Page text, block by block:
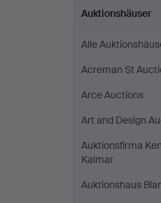
bei
Bossard
Auktionshäuser
Alle
Acreman St
Arce Auctions
Art and Design
Auktionsfirma
Kalmar
Auktionshaus